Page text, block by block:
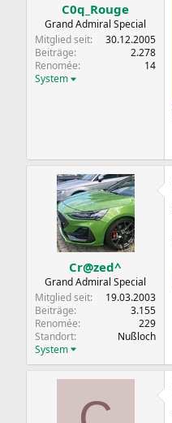
C0q_Rouge
Grand Admiral Special
Mitglied seit
30.12.2005
Beiträge
2.278
Renomée
14
System
Cr@zed^
Grand Admiral Special
Mitglied seit
19.03.2003
Beiträge
3.155
Renomée
229
Standort
Nußloch
System